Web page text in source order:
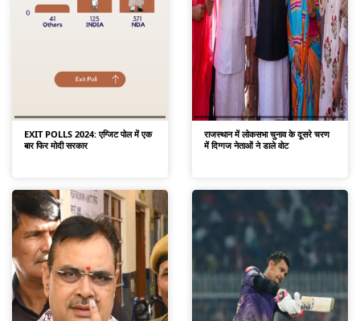
EXIT POLLS 2024: एग्जिट पोल में एक
बार फिर मोदी सरकार
राजस्थान में लोकसभा चुनाव के दूसरे चरण
में दिग्गज नेताओं ने डाले वोट